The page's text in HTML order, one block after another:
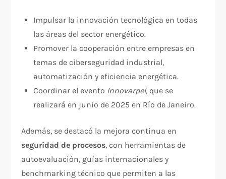
Impulsar la innovación tecnológica en todas
las áreas del sector energético.
Promover la cooperación entre empresas en
temas de ciberseguridad industrial,
automatización y eficiencia energética.
Coordinar el evento Innovarpel, que se
realizará en junio de 2025 en Río de Janeiro.
Además, se destacó la mejora continua en
seguridad de procesos, con herramientas de
autoevaluación, guías internacionales y
benchmarking técnico que permiten a las